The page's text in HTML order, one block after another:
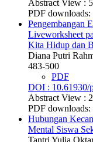
Abstract View :
PDF downloads:
Pengembangan
Liveworksheet
Kita Hidup dan
Diana Putri
483-500
PDF
DOI : 10.61930/
Abstract View :
PDF downloads:
Hubungan
Mental Siswa